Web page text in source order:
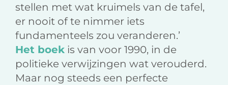
stellen met wat kruimels van de tafel,
er nooit of te nimmer iets
fundamenteels zou veranderen.’
Het boek is van voor 1990, in de
politieke verwijzingen wat verouderd.
Maar nog steeds een perfecte